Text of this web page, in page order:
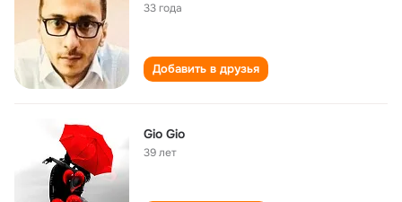
33 года
Добавить в друзья
Gio Gio
39 лет